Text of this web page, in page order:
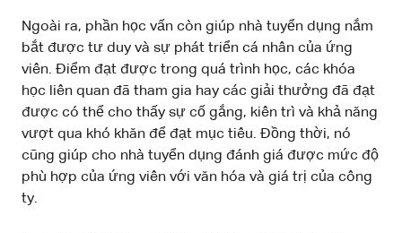
Ngoài ra, phần học vấn còn giúp nhà tuyển dụng nắm
bắt được tư duy và sự phát triển cá nhân của ứng
viên. Điểm đạt được trong quá trình học, các khóa
học liên quan đã tham gia hay các giải thưởng đã đạt
được có thể cho thấy sự cố gắng, kiên trì và khả năng
vượt qua khó khăn để đạt mục tiêu. Đồng thời, nó
cũng giúp cho nhà tuyển dụng đánh giá được mức độ
phù hợp của ứng viên với văn hóa và giá trị của công
ty.